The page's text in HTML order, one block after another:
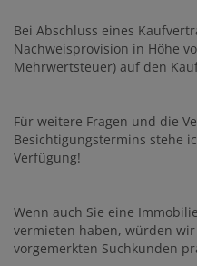
Bei Abschluss eines
Nachweisprovision in Höhe
Mehrwertsteuer) auf den
Für weitere Fragen und die
Besichtigungstermins stehe
Verfügung!
Wenn auch Sie eine
vermieten haben, würden
vorgemerkten Suchkunden